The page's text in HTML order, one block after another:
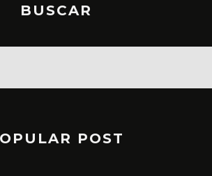
BUSCAR
POST